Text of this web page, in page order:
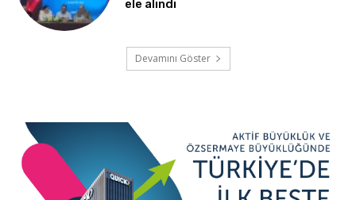
ele alındı
Devamını Göster